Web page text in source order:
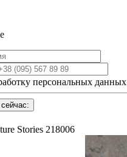
персональных данных
Stories 218006